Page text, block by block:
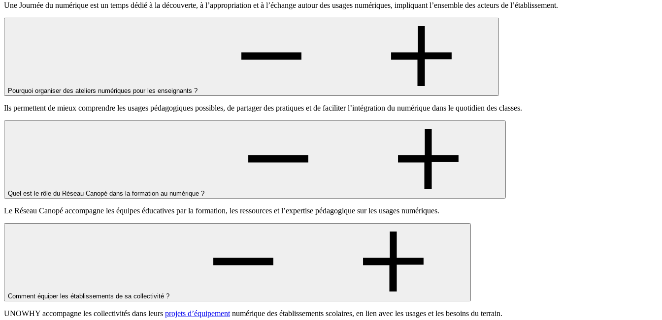
Une Journée du numérique est un temps dédié à la découverte, à l’appropriation et à l’échange autour des usages numériques, impliquant l’ensemble des acteurs de l’établissement.
Pourquoi organiser des ateliers numériques pour les enseignants ?
Ils permettent de mieux comprendre les usages pédagogiques possibles, de partager des pratiques et de faciliter l’intégration du numérique dans le quotidien des classes.
Quel est le rôle du Réseau Canopé dans la formation au numérique ?
Le Réseau Canopé accompagne les équipes éducatives par la formation, les ressources et l’expertise pédagogique sur les usages numériques.
Comment équiper les établissements de sa collectivité ?
UNOWHY accompagne les collectivités dans leurs projets d’équipement numérique des établissements scolaires, en lien avec les usages et les besoins du terrain.